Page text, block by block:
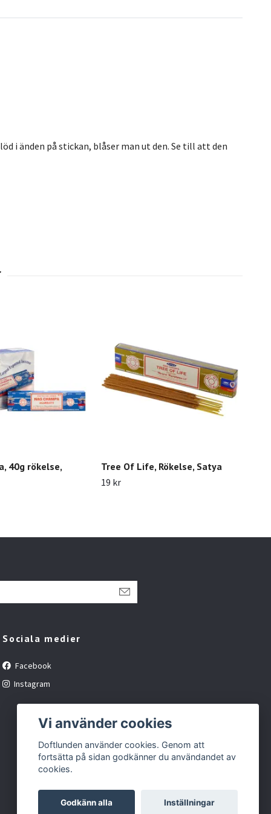
i änden på stickan, blåser man ut den. Se till att den
40g rökelse,
Tree Of Life, Rökelse, Satya
19 kr
Sociala medier
Facebook
Instagram
Vi använder cookies
Doftlunden använder cookies. Genom att
fortsätta på sidan godkänner du användandet av
cookies.
Godkänn alla Inställningar